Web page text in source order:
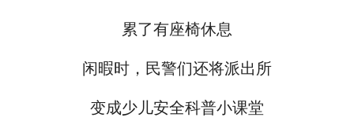
累了有座椅休息
闲暇时，民警们还将派出所
变成少儿安全科普小课堂